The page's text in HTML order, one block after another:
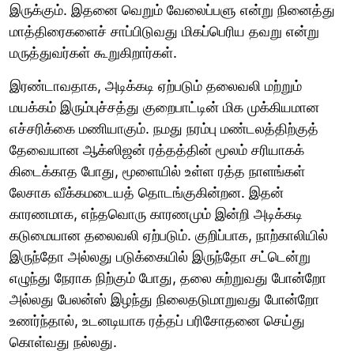
இருக்கும். இதனை வெறும் வேலைப்பளு என்று நினைத்து
மாத்திரைகளைச் சாப்பிடுவது மிகப்பெரிய தவறு என்று
மருத்துவர்கள் கூறுகிறார்கள்.
இரண்டாவதாக, அடிக்கடி ஏற்படும் தலைவலி மற்றும்
மயக்கம் இரும்புச்சத்து குறைபாட்டின் மிக முக்கியமான
எச்சரிக்கை மணியாகும். நமது நரம்பு மண்டலத்திற்குத்
தேவையான ஆக்ஸிஜன் ரத்தத்தின் மூலம் சரியாகக்
கிடைக்காத போது, மூளையில் உள்ள ரத்த நாளங்கள்
லேசாக வீக்கமடையத் தொடங்குகின்றன. இதன்
காரணமாக, எந்தவொரு காரணமும் இன்றி அடிக்கடி
கடுமையான தலைவலி ஏற்படும். குறிப்பாக, நாற்காலியில்
இருந்தோ அல்லது படுக்கையில் இருந்தோ சட்டென்று
எழுந்து நேராக நிற்கும் போது, தலை சுற்றுவது போன்றோ
அல்லது பேலன்ஸ் இழந்து நிலைதடுமாறுவது போன்றோ
உணர்ந்தால், உடனடியாக ரத்தப் பரிசோதனை செய்து
கொள்வது நல்லது.